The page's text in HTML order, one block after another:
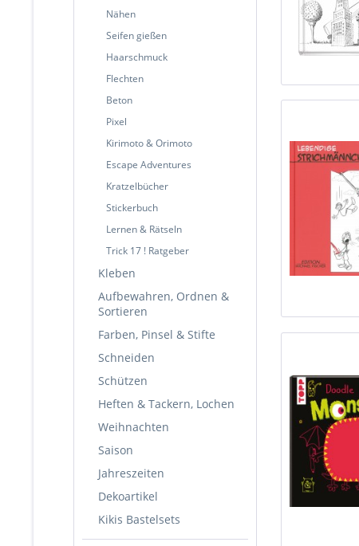
Nähen
Seifen gießen
Haarschmuck
Flechten
Beton
Pixel
Kirimoto & Orimoto
Escape Adventures
Kratzelbücher
Stickerbuch
Lernen & Rätseln
Trick 17 ! Ratgeber
Kleben
Aufbewahren, Ordnen &
Sortieren
Farben, Pinsel & Stifte
Schneiden
Schützen
Heften & Tackern, Lochen
Weihnachten
Saison
Jahreszeiten
Dekoartikel
Kikis Bastelsets